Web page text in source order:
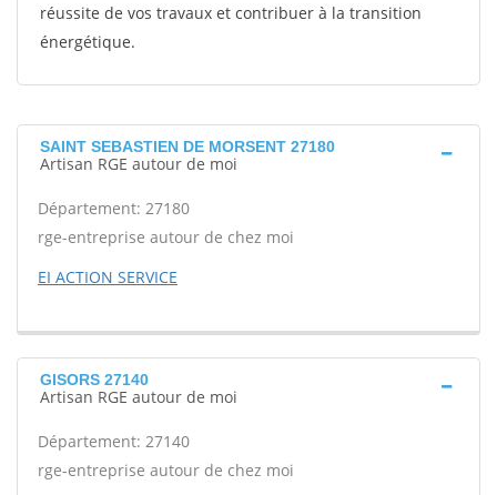
réussite de vos travaux et contribuer à la transition
énergétique.
SAINT SEBASTIEN DE MORSENT 27180
Artisan RGE autour de moi
Département: 27180
rge-entreprise autour de chez moi
EI ACTION SERVICE
GISORS 27140
Artisan RGE autour de moi
Département: 27140
rge-entreprise autour de chez moi